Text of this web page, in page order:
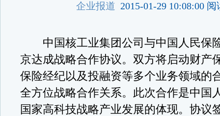
企业报道 2015-01-29 10:08:00
中国核工业集团公司与中国人民保
京达成战略合作协议。双方将启动财产
保险经纪以及投融资等多个业务领域的
全方位战略合作关系。此次合作是中国
国家高科技战略产业发展的体现。协议